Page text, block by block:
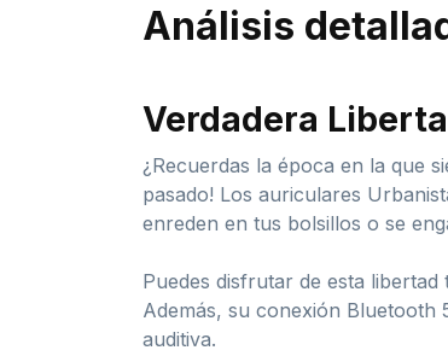
Análisis
Verdadera
¿Recuerdas la época en la que
pasado! Los auriculares
enreden en tus bolsillos o se
Puedes disfrutar de esta
Además, su conexión Bluetooth
auditiva.